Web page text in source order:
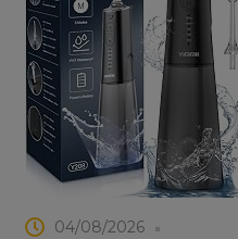
04/08/2026